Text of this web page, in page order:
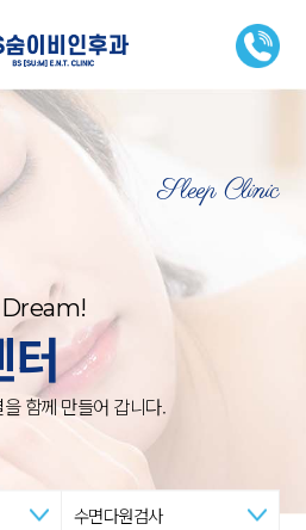
Sleep Clinic
터
함께 만들어 갑니다.
수면다원검사